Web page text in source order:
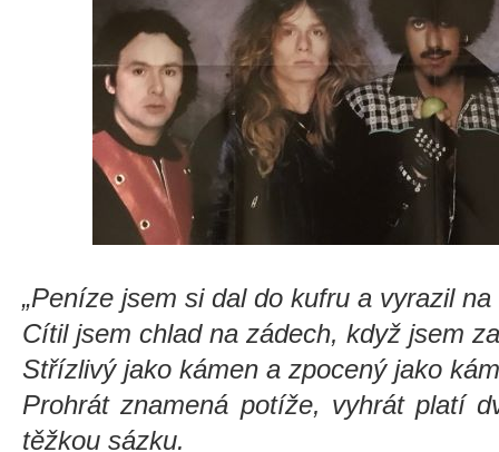
„Peníze jsem si dal do kufru a vyrazil
Cítil jsem chlad na zádech, když jsem
Střízlivý jako kámen a zpocený jako
Prohrát znamená potíže, vyhrát platí
těžkou sázku.